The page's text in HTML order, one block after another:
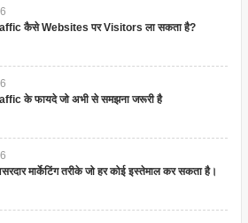
कैसे Websites पर Visitors ला सकता है?
के फायदे जो अभी से समझना जरूरी है
मार्केटिंग तरीके जो हर कोई इस्तेमाल कर सकता है।